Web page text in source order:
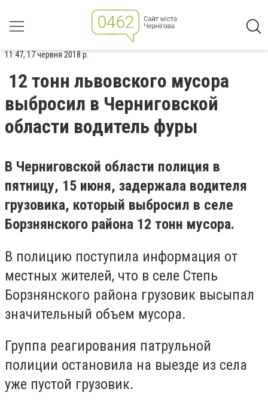
11:47, 17 червня 2018 р.
12 тонн львовского мусора
выбросил в Черниговской
области водитель фуры
В Черниговской области полиция в
пятницу, 15 июня, задержала водителя
грузовика, который выбросил в селе
Борзнянского района 12 тонн мусора.
В полицию поступила информация от
местных жителей, что в селе Степь
Борзнянского района грузовик высыпал
значительный объем мусора.
Группа реагирования патрульной
полиции остановила на выезде из села
уже пустой грузовик.